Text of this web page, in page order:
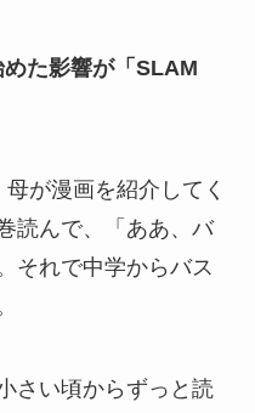
た影響が「SLAM
が漫画を紹介してく
読んで、「ああ、バ
それで中学からバス
さい頃からずっと読